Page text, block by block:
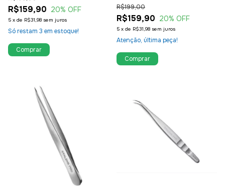
R$159,90 20% OFF
5 x de R$31,98 sem juros
Só restam 3 em estoque!
R$159,90
R$199,00
20% OFF
5 x de R$31,98 sem juros
Atenção, última peça!